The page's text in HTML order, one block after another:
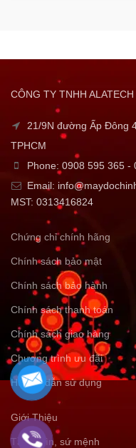
CÔNG TY TNHH ALATECH
21/9N đường Ấp Đông
TPHCM
Phone: 0908 595 365 -
Email:
MST: 0313416824
Chứng chỉ chính hãng
Chính sách bảo mật
Chính sách bảo hành
Chính sách thanh toán
Chính sách giao hàng
Chương trình ưu đãi
Hướng dẫn sử dụng
Giới Thiệu
Tầm nhìn, sứ mệnh